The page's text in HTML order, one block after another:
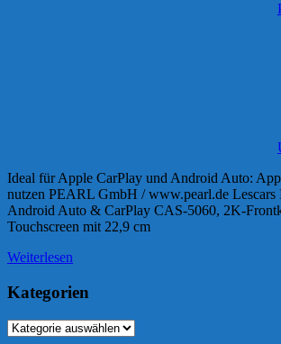
Ideal für Apple CarPlay und Android Auto:
nutzen PEARL GmbH / www.pearl.de
Android Auto & CarPlay CAS-5060, 2K-
Touchscreen mit 22,9 cm
Weiterlesen
Kategorien
Kategorien